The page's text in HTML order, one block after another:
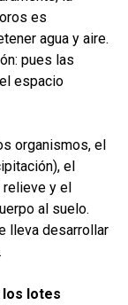
es
agua y aire.
pues las
espacio
organismos, el
el
y el
al suelo.
lleva desarrollar
los lotes